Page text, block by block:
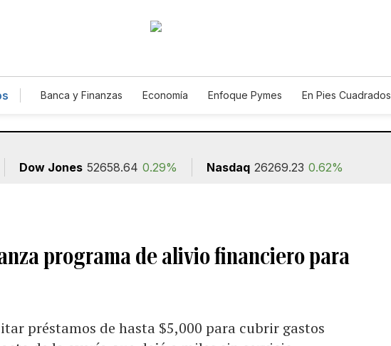
Banca y Finanzas Economía Enfoque Pymes En Pies Cuadrados
Dow Jones 52658.64 0.29% Nasdaq 26269.23 0.62%
programa de alivio financiero para
préstamos de hasta $5,000 para cubrir gastos